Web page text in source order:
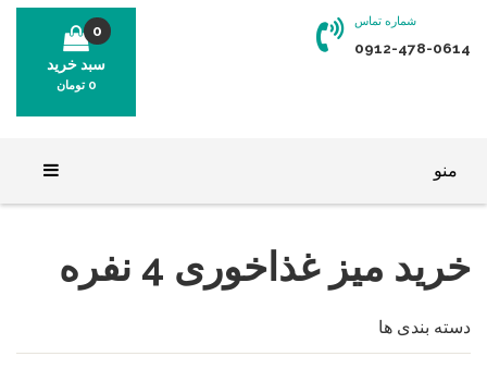
شماره تماس
0912-478-0614
سبد خرید
0
0 تومان
منو
فروشگاه
تجهیزات تالار و رستوران
مقالات و راهنمای خرید
خرید میز غذاخوری 4 نفره
دسته بندی ها